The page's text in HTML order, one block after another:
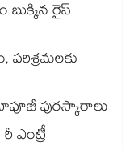
రైస్
పరిశ్రమలకు
పురస్కారాలు
ఎంట్రీ